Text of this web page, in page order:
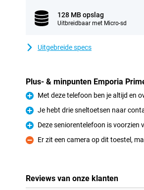
128 MB opslag
Uitbreidbaar met Micro-sd
Uitgebreide specs
Plus- & minpunten Emporia
Pluspunt
Met deze telefoon ben je altijd en
Pluspunt
Je hebt drie sneltoetsen naar
Pluspunt
Deze seniorentelefoon is voorzien
Minpunt
Er zit een camera op dit toestel,
Reviews van onze klanten